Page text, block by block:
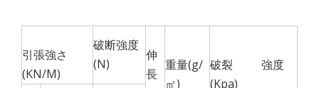
引張強さ
(KN/M)
破断強度
(N)
伸
長
重量(g/
㎡)
破裂 強度
(Kpa)